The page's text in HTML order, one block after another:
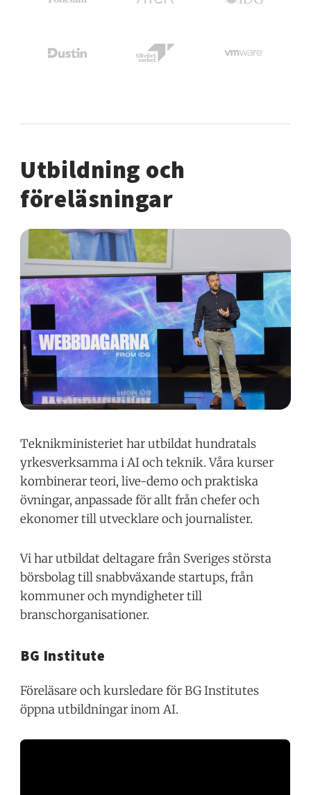
Utbildning och
föreläsningar
Teknikministeriet har utbildat hundratals
yrkesverksamma i AI och teknik. Våra kurser
kombinerar teori, live-demo och praktiska
övningar, anpassade för allt från chefer och
ekonomer till utvecklare och journalister.
Vi har utbildat deltagare från Sveriges största
börsbolag till snabbväxande startups, från
kommuner och myndigheter till
branschorganisationer.
BG Institute
Föreläsare och kursledare för BG Institutes
öppna utbildningar inom AI.